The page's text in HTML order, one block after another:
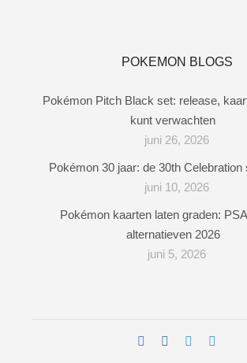
POKEMON BLOGS
Pokémon Pitch Black set: release,
kunt verwachten
juni 26, 2026
Pokémon 30 jaar: de 30th Celebration
juni 10, 2026
Pokémon kaarten laten graden:
alternatieven 2026
juni 5, 2026